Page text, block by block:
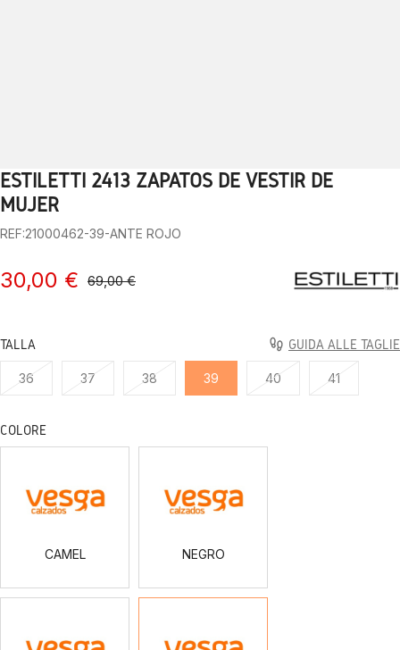
1 2 3 4 5 6
ESTILETTI 2413 ZAPATOS DE VESTIR DE
MUJER
REF:21000462-39-ANTE ROJO
30,00 € 69,00 €
TALLA GUIDA ALLE TAGLIE
36 37 38 39 40 41
COLORE
CAMEL NEGRO